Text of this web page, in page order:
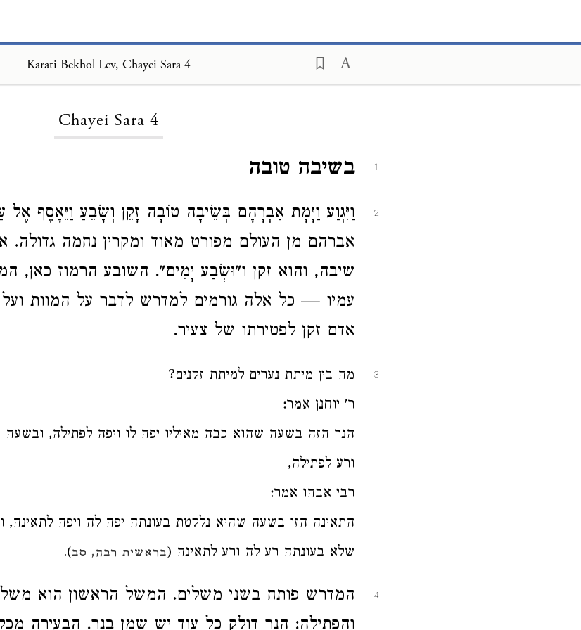
Karati Bekhol Lev, Chayei Sara 4
Chayei Sara 4
1 בשיבה טובה
2
וַיִּגְוַע וַיָּמָת אַבְרָהָם בְּשֵׂיבָה טוֹבָה זָקֵן וְשָׂבֵעַ וַיֵּאָסֶף אֶל
אברהם מן העולם מפורט מאוד ומקרין נחמה גדולה.
שיבה, והוא זקן ו"וּשְׂבַע יָמִים". השובע הרמוז כאן,
עמיו — כל אלה גורמים למדרש לדבר על המוות
אדם זקן לפטירתו של צעיר.
3
מה בין מיתת נערים למיתת זקנים?
ר' יוחנן אמר:
הנר הזה בשעה שהוא כבה מאיליו יפה לו ויפה לפתילה, ובשעה
ורע לפתילה,
רבי אבהו אמר:
התאינה הזו בשעה שהיא נלקטת בעונתה יפה לה ויפה
שלא בעונתה רע לה ורע לתאינה (בראשית רבה, סב).
4
המדרש פותח בשני משלים. המשל הראשון הוא משל